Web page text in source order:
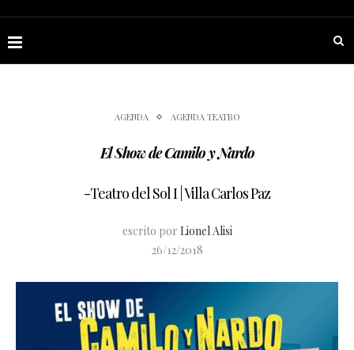
AGENDA AGENDA TEATRO
El Show de Camilo y Nardo
-Teatro del Sol I | Villa Carlos Paz
escrito por Lionel Alisi
26/12/2018